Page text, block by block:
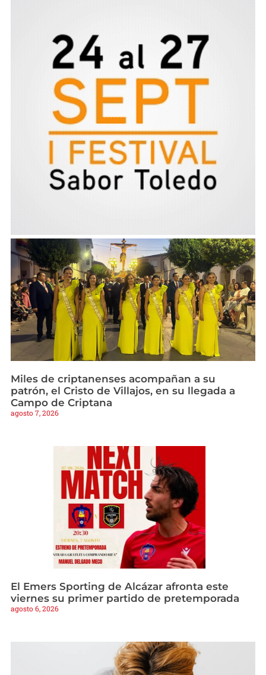
Miles de criptanenses acompañan a su
patrón, el Cristo de Villajos, en su llegada a
Campo de Criptana
agosto 7, 2026
El Emers Sporting de Alcázar afronta este
viernes su primer partido de pretemporada
agosto 6, 2026